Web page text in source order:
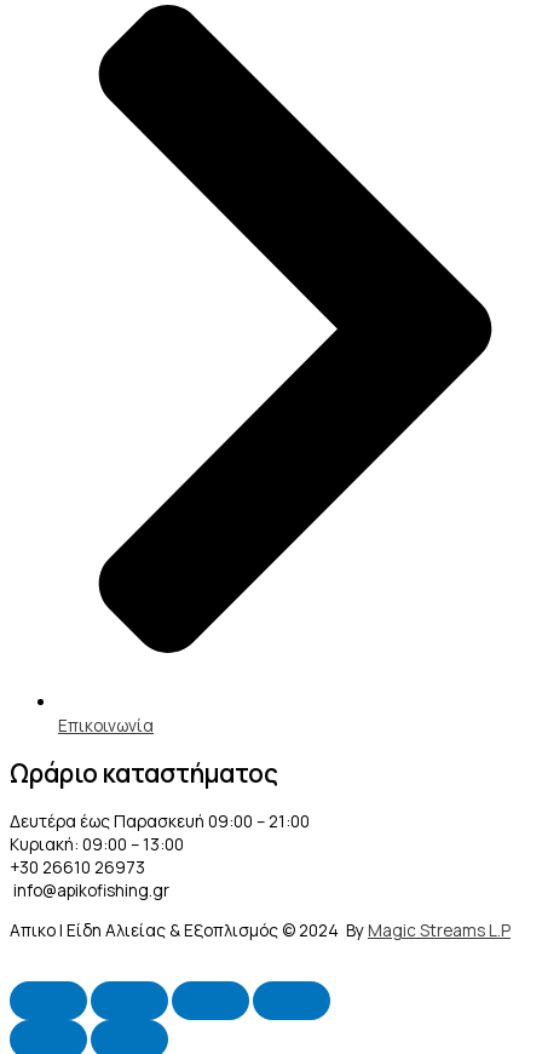
Επικοινωνία
Ωράριο καταστήματος
Δευτέρα έως Παρασκευή 09:00 – 21:00
Κυριακή: 09:00 – 13:00
+30 26610 26973
info@apikofishing.gr
Απικο | Είδη Αλιείας & Εξοπλισμός © 2024 ByMagic Streams L.P